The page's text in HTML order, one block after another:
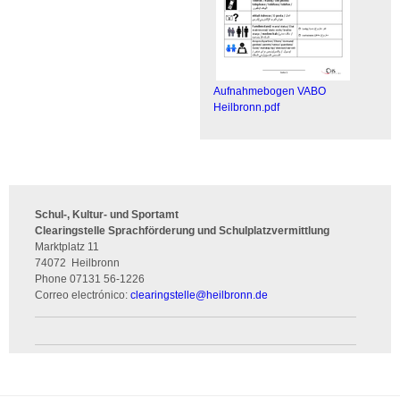
Aufnahmebogen VABO
Heilbronn.pdf
Schul-, Kultur- und Sportamt
Clearingstelle Sprachförderung und Schulplatzvermittlung
Marktplatz 11
74072
Heilbronn
Phone 07131 56-1226
Correo electrónico: clearingstelle@heilbronn.de